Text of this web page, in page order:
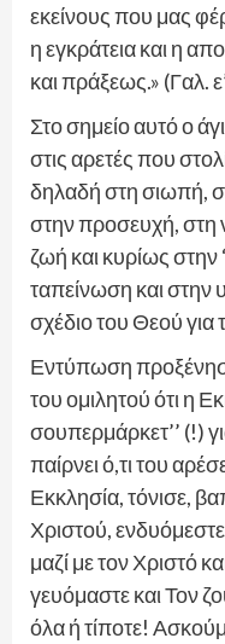
εκείνους που μας
η εγκράτεια και η
και πράξεως.» (Γαλ.
Στο σημείο αυτό ο
στις αρετές που
δηλαδή στη σιωπή,
στην προσευχή, στη
ζωή και κυρίως στην
ταπείνωση και στην
σχέδιο του Θεού
Εντύπωση
του ομιλητού ότι η
σουπερμάρκετ’’ (!)
παίρνει ό,τι του
Εκκλησία, τόνισε,
Χριστού,
μαζί με τον Χριστό
γευόμαστε και Τον
όλα ή τίποτε!